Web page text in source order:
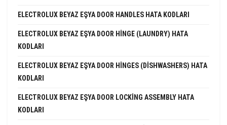
ELECTROLUX BEYAZ EŞYA DOOR HANDLES HATA KODLARI
ELECTROLUX BEYAZ EŞYA DOOR HINGE (LAUNDRY) HATA
KODLARI
ELECTROLUX BEYAZ EŞYA DOOR HINGES (DISHWASHERS) HATA
KODLARI
ELECTROLUX BEYAZ EŞYA DOOR LOCKING ASSEMBLY HATA
KODLARI